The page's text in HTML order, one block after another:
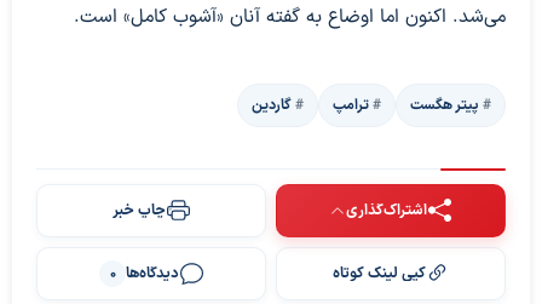
می‌شد. اکنون اما اوضاع به گفته آنان «آشوب کامل» است.
پیتر هگست ترامپ گاردین
اشتراک‌گذاری چاپ خبر
کپی لینک کوتاه دیدگاه‌ها 0